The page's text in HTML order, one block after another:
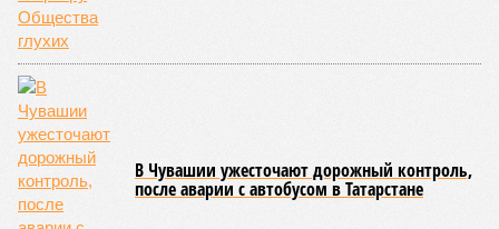
В Чувашии ужесточают дорожный контроль,
после аварии с автобусом в Татарстане